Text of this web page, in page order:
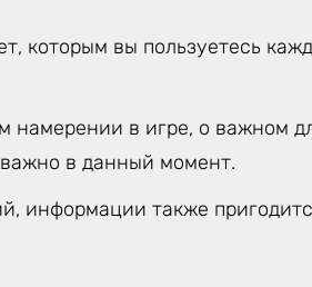
которым вы пользуетесь
в игре, о важном
в данный момент.
информации также